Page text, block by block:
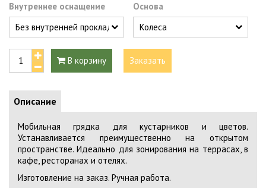
Внутреннее оснащение Основа
В корзину Заказать
Описание
Мобильная грядка для кустарников и цветов.
Устанавливается преимущественно на открытом
пространстве. Идеально для зонирования на террасах, в
кафе, ресторанах и отелях.
Изготовление на заказ. Ручная работа.